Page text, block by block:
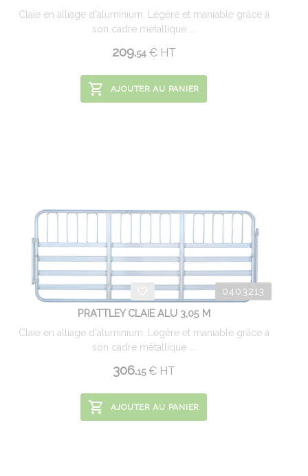
Claie en alliage d'aluminium. Légère et maniable grâce à
son cadre métallique ...
209.54 €HT
AJOUTER AU PANIER
0403213
PRATTLEY CLAIE ALU 3,05 M
Claie en alliage d'aluminium. Légère et maniable grâce à
son cadre métallique ...
306.15 €HT
AJOUTER AU PANIER